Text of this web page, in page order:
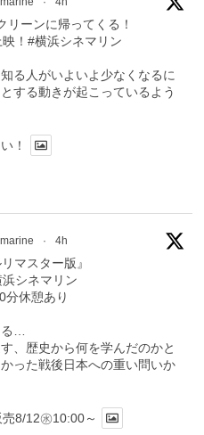
リーンに帰ってくる！
！#横浜シネマリン
る人がいよいよ少なくなるに
する動きが起こっているよう
！
· 4h
マスター版』
シネマリン
分休憩あり
…
、歴史から何を学んだのかと
った戦後日本への重い問いか
8/12㊌10:00～